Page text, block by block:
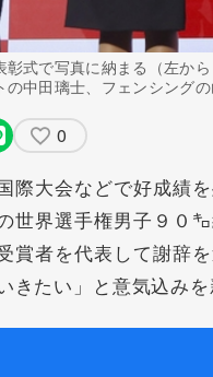
式で写真に納まる（左か
中田璃士、フェンシング
0
際大会などで好成績
世界選手権男子９０
賞者を代表して謝辞
きたい」と意気込み